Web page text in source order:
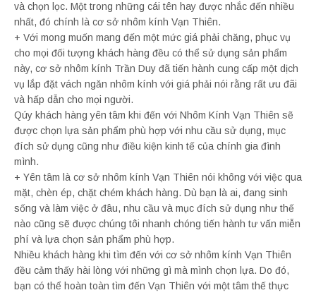
và chọn lọc. Một trong những cái tên hay được nhắc đến nhiều
nhất, đó chính là cơ sở nhôm kính Vạn Thiên.
+ Với mong muốn mang đến một mức giá phải chăng, phục vụ
cho mọi đối tượng khách hàng đều có thể sử dụng sản phẩm
này, cơ sở nhôm kính Trần Duy đã tiến hành cung cấp một dịch
vụ lắp đặt vách ngăn nhôm kính với giá phải nói rằng rất ưu đãi
và hấp dẫn cho mọi người.
Qúy khách hàng yên tâm khi đến với Nhôm Kính Vạn Thiên sẽ
được chọn lựa sản phẩm phù hợp với nhu cầu sử dụng, mục
đích sử dụng cũng như điều kiện kinh tế của chính gia đình
mình.
+ Yên tâm là cơ sở nhôm kính Vạn Thiên nói không với việc qua
mặt, chèn ép, chặt chém khách hàng. Dù bạn là ai, đang sinh
sống và làm việc ở đâu, nhu cầu và mục đích sử dụng như thế
nào cũng sẽ được chúng tôi nhanh chóng tiến hành tư vấn miễn
phí và lựa chọn sản phẩm phù hợp.
Nhiều khách hàng khi tìm đến với cơ sở nhôm kính Vạn Thiên
đều cảm thấy hài lòng với những gì mà mình chọn lựa. Do đó,
bạn có thể hoàn toàn tìm đến Vạn Thiên với một tâm thế thực